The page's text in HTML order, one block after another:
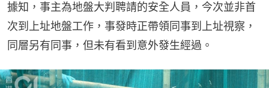
據知，事主為地盤大判聘請的安全人員，今次並非首
次到上址地盤工作，事發時正帶領同事到上址視察，
同層另有同事，但未有看到意外發生經過。